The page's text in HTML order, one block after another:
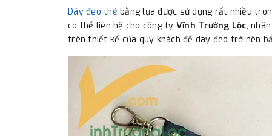
Dây đeo thẻ bằng lụa được sử dụng rất nhiều
có thể liên hệ cho công ty Vĩnh Trường Lộc,
trên thiết kế của quý khách để dây đeo trở nên